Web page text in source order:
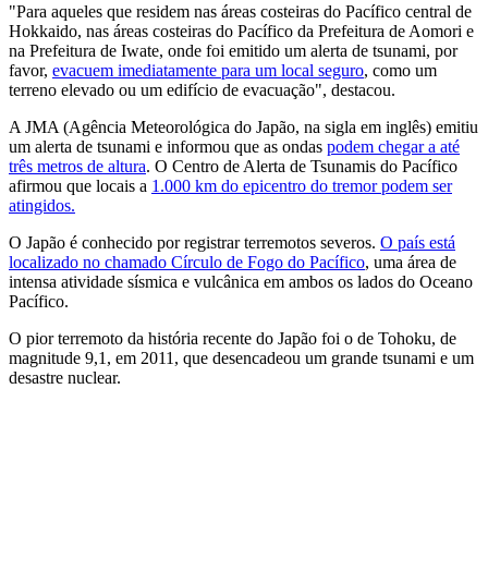
"Para aqueles que residem nas áreas costeiras do Pacífico central de
Hokkaido, nas áreas costeiras do Pacífico da Prefeitura de Aomori e
na Prefeitura de Iwate, onde foi emitido um alerta de tsunami, por
favor, evacuem imediatamente para um local seguro, como um
terreno elevado ou um edifício de evacuação", destacou.
A JMA (Agência Meteorológica do Japão, na sigla em inglês) emitiu
um alerta de tsunami e informou que as ondas podem chegar a até
três metros de altura. O Centro de Alerta de Tsunamis do Pacífico
afirmou que locais a 1.000 km do epicentro do tremor podem ser
atingidos.
O Japão é conhecido por registrar terremotos severos. O país está
localizado no chamado Círculo de Fogo do Pacífico, uma área de
intensa atividade sísmica e vulcânica em ambos os lados do Oceano
Pacífico.
O pior terremoto da história recente do Japão foi o de Tohoku, de
magnitude 9,1, em 2011, que desencadeou um grande tsunami e um
desastre nuclear.